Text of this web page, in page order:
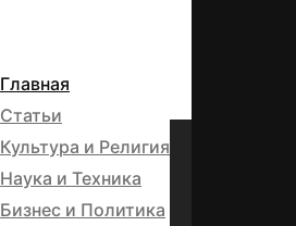
Главная
Статьи
Культура и Религия
Наука и Техника
Бизнес и Политика